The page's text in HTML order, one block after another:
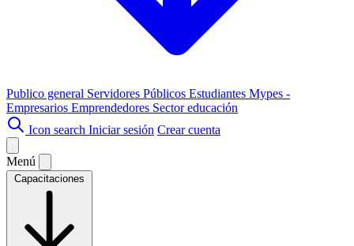
Publico general Servidores Públicos Estudiantes Mypes -
Empresarios Emprendedores Sector educación
Icon search Iniciar sesión Crear cuenta
Menú
Capacitaciones